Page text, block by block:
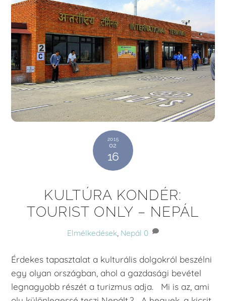
2015
02
16
KULTÚRA KONDÉR:
TOURIST ONLY – NEPÁL
Elmélkedések, Nepál 0
Érdekes tapasztalat a kulturális dolgokról beszélni
egy olyan országban, ahol a gazdasági bevétel
legnagyobb részét a turizmus adja. Mi is az, ami